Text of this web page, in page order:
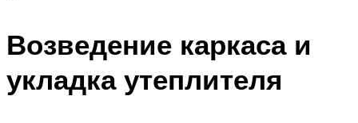
Возведение каркаса и
укладка утеплителя